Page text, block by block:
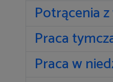
Potrącenia
Praca
Praca w